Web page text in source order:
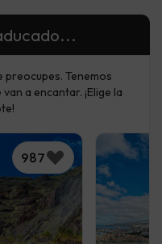
preocupes. Tenemos
a encantar. ¡Elige la
987